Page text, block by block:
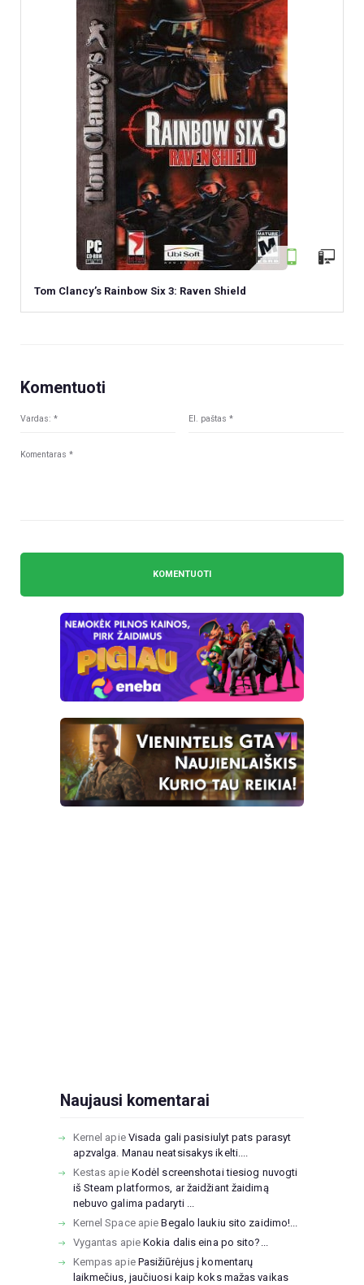
Tom Clancy’s Rainbow Six 3: Raven Shield
Komentuoti
Naujausi komentarai
Kernel apie Visada gali pasisiulyt pats parasyt
apzvalga. Manau neatsisakys ikelti....
Kestas apie Kodėl screenshotai tiesiog nuvogti
iš Steam platformos, ar žaidžiant žaidimą
nebuvo galima padaryti ...
Kernel SpaceapieBegalo laukiu sito zaidimo!...
Vygantas apieKokia dalis eina po sito?...
Kempas apie Pasižiūrėjus į komentarų
laikmečius, jaučiuosi kaip koks mažas vaikas